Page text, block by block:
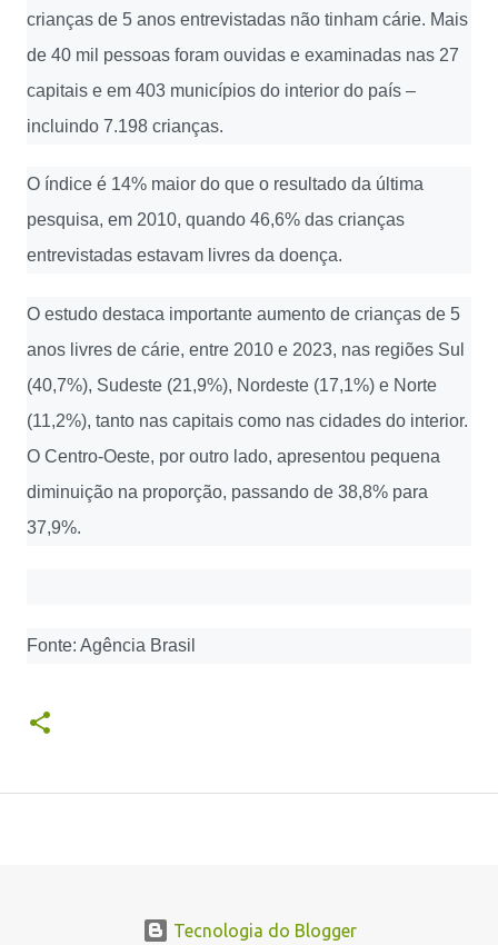
crianças de 5 anos entrevistadas não tinham cárie. Mais
de 40 mil pessoas foram ouvidas e examinadas nas 27
capitais e em 403 municípios do interior do país –
incluindo 7.198 crianças.
O índice é 14% maior do que o resultado da última
pesquisa, em 2010, quando 46,6% das crianças
entrevistadas estavam livres da doença.
O estudo destaca importante aumento de crianças de 5
anos livres de cárie, entre 2010 e 2023, nas regiões Sul
(40,7%), Sudeste (21,9%), Nordeste (17,1%) e Norte
(11,2%), tanto nas capitais como nas cidades do interior.
O Centro-Oeste, por outro lado, apresentou pequena
diminuição na proporção, passando de 38,8% para
37,9%.
Fonte: Agência Brasil
Tecnologia do Blogger